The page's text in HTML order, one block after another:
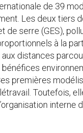
de 39
Les deux
serre (GES),
à la
distances
premières
Toutefois,